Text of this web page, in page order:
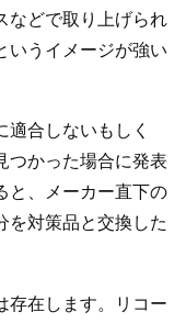
などで取り上げられ
いうイメージが強い
適合しないもしく
つかった場合に発表
と、メーカー直下の
を対策品と交換した
存在します。リコー